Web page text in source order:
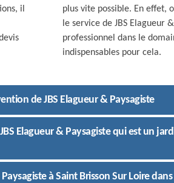
il
plus vite possible. En effet,
le service de JBS Elagueur
professionnel dans le
indispensables pour cela.
de JBS Elagueur & Paysagiste
Elagueur & Paysagiste qui est un
à Saint Brisson Sur Loire